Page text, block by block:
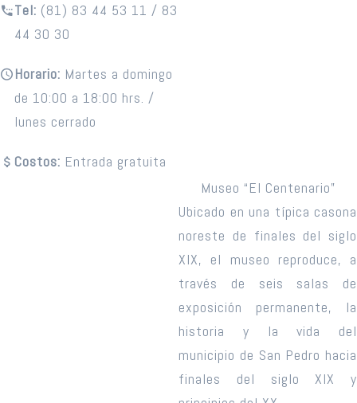
Tel: (81) 83 44 53 11 / 83
44 30 30
Horario: Martes a domingo
de 10:00 a 18:00 hrs. /
lunes cerrado
Costos: Entrada gratuita
Museo “El Centenario”
Ubicado en una típica casona
noreste de finales del siglo
XIX, el museo reproduce, a
través de seis salas de
exposición permanente, la
historia y la vida del
municipio de San Pedro hacia
finales del siglo XIX y